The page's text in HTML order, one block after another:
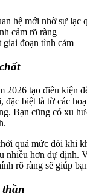
hệ mới nhờ sự lạc
cảm rõ ràng
giai đoạn tình cảm
2026 tạo điều kiện
đặc biệt là từ các
Bạn cũng có xu
quá mức đôi khi
nhiều hơn dự định.
rõ ràng sẽ giúp
thần